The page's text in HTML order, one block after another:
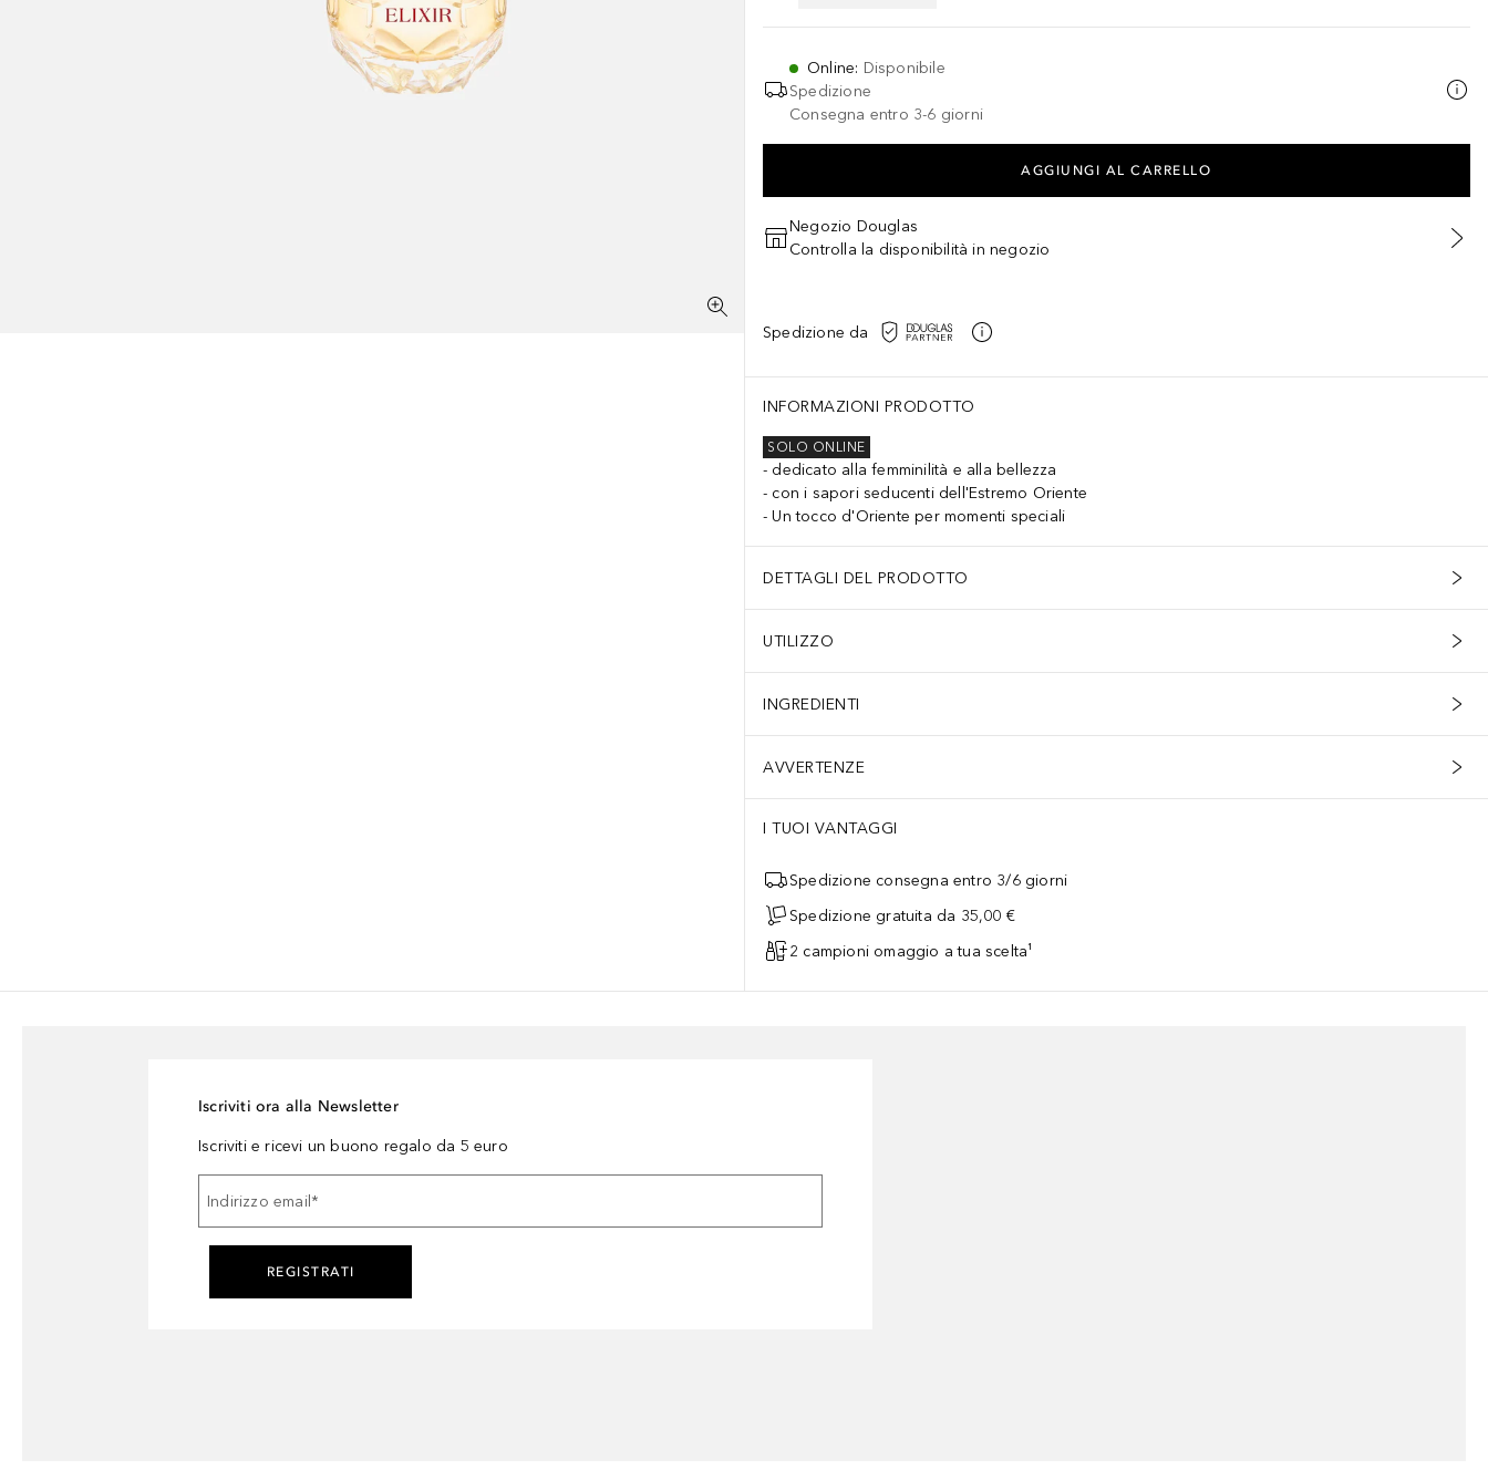
Online: Disponibile
Spedizione
Consegna entro 3-6 giorni
AGGIUNGI AL CARRELLO
Negozio Douglas
Controlla la disponibilità in negozio
Spedizione da
INFORMAZIONI PRODOTTO
SOLO ONLINE
dedicato alla femminilità e alla bellezza
con i sapori seducenti dell'Estremo Oriente
Un tocco d'Oriente per momenti speciali
DETTAGLI DEL PRODOTTO
UTILIZZO
INGREDIENTI
AVVERTENZE
I TUOI VANTAGGI
Spedizione consegna entro 3/6 giorni
Spedizione gratuita da 35,00 €
2 campioni omaggio a tua scelta¹
Iscriviti ora alla Newsletter
Iscriviti e ricevi un buono regalo da 5 euro
Indirizzo email *
REGISTRATI